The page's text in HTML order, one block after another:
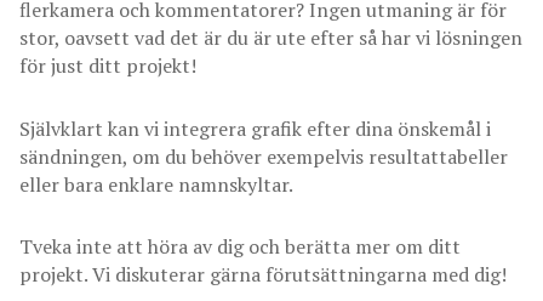
flerkamera och kommentatorer? Ingen utmaning är för
stor, oavsett vad det är du är ute efter så har vi lösningen
för just ditt projekt!
Självklart kan vi integrera grafik efter dina önskemål i
sändningen, om du behöver exempelvis resultattabeller
eller bara enklare namnskyltar.
Tveka inte att höra av dig och berätta mer om ditt
projekt. Vi diskuterar gärna förutsättningarna med dig!